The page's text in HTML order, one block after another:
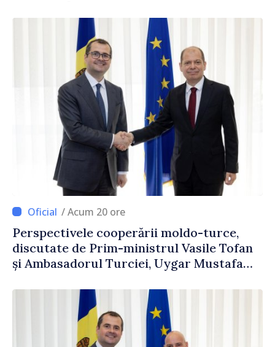
/ Acum 20 ore
Perspectivele cooperării moldo-turce,
discutate de Prim-ministrul Vasile Tofan
și Ambasadorul Turciei, Uygar Mustafa